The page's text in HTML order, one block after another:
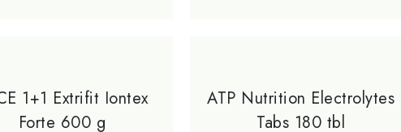
1+1 Extrifit Iontex
Forte 600 g
ATP Nutrition Electrolytes
Tabs 180 tbl